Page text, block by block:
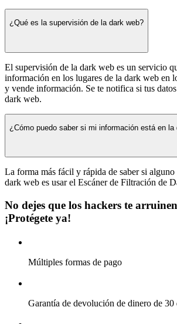
¿Qué es la supervisión de la dark web?
El supervisión de la dark web es un servicio
información en los lugares de la dark web en
y vende información. Se te notifica si tus
dark web.
¿Cómo puedo saber si mi información está en la
La forma más fácil y rápida de saber si alguno
dark web es usar el Escáner de Filtración de
No dejes que los hackers te
¡Protégete ya!
Múltiples formas de pago
Garantía de devolución de dinero de 30